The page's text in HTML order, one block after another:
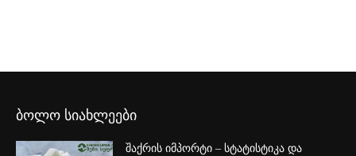
ბოლო სიახლეები
შაქრის იმპორტი – სტატისტიკა და